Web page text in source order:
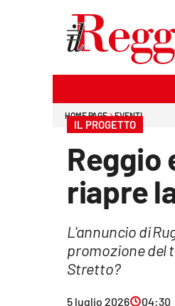
Economia e lavoro
HOME PAGE EVENTI
IL PROGETTO
Reggio
riapre
L'annuncio di
promozione del
Stretto?
5 luglio 2026 04:30